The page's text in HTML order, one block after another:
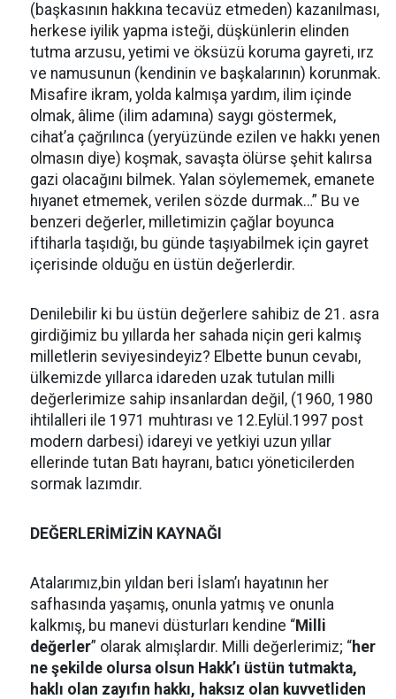
(başkasının hakkına tecavüz etmeden) kazanılması,
herkese iyilik yapma isteği, düşkünlerin elinden
tutma arzusu, yetimi ve öksüzü koruma gayreti, ırz
ve namusunun (kendinin ve başkalarının) korunmak.
Misafire ikram, yolda kalmışa yardım, ilim içinde
olmak, âlime (ilim adamına) saygı göstermek,
cihat’a çağrılınca (yeryüzünde ezilen ve hakkı yenen
olmasın diye) koşmak, savaşta ölürse şehit kalırsa
gazi olacağını bilmek. Yalan söylememek, emanete
hıyanet etmemek, verilen sözde durmak…” Bu ve
benzeri değerler, milletimizin çağlar boyunca
iftiharla taşıdığı, bu günde taşıyabilmek için gayret
içerisinde olduğu en üstün değerlerdir.
Denilebilir ki bu üstün değerlere sahibiz de 21. asra
girdiğimiz bu yıllarda her sahada niçin geri kalmış
milletlerin seviyesindeyiz? Elbette bunun cevabı,
ülkemizde yıllarca idareden uzak tutulan milli
değerlerimize sahip insanlardan değil, (1960, 1980
ihtilalleri ile 1971 muhtırası ve 12.Eylül.1997 post
modern darbesi) idareyi ve yetkiyi uzun yıllar
ellerinde tutan Batı hayranı, batıcı yöneticilerden
sormak lazımdır.
DEĞERLERİMİZİN KAYNAĞI
Atalarımız,bin yıldan beri İslam’ı hayatının her
safhasında yaşamış, onunla yatmış ve onunla
kalkmış, bu manevi düsturları kendine “Milli
değerler” olarak almışlardır. Milli değerlerimiz; “her
ne şekilde olursa olsun Hakk’ı üstün tutmakta,
haklı olan zayıfın hakkı, haksız olan kuvvetliden